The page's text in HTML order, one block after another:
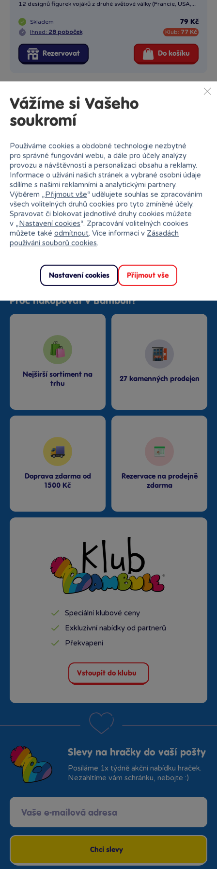
12 designů figurek vojáků z druhé světové války (Francie, USA,...
Skladem
Ihned: 28 poboček
79 Kč
Klub: 77 Kč
Rezervovat Do košíku
Popis kategorie
Sluban patří k předním světovým výrobcům stavebnic.
Velkou výhodou stavebnice Sluban je spojitelnost s dílky
LEGO, takže je můžete využít jako rozšíření pro jiné
stavebnice. Vybírat můžete z celé řady motivů. Oblíbené
jsou modely válečné techniky – vrtulníky, auta i lodě, takže
vaše domácí bitva může být ve vzduchu, na zemi i na vodě.
Kdo má rád mírové stavebnice, může sáhnout po vláčcích,
hasičích a jiných vozítkách.
Proč nakupovat v Bambuli?
Nejširší sortiment na
trhu
27 kamenných prodejen
Doprava zdarma od
1500 Kč
Rezervace na prodejně
zdarma
Speciální klubové ceny
Exkluzivní nabídky od partnerů
Překvapení
Vstoupit do klubu
Slevy na hračky do vaší pošty
Posíláme 1x týdně akční nabídku hraček.
Nezahltíme vám schránku, nebojte :)
Chci slevy
Vážíme si Vašeho
soukromí
Používáme cookies a obdobné technologie nezbytné
pro správné fungování webu, a dále pro účely analýzy
provozu a návštěvnosti a personalizaci obsahu a reklamy.
Informace o užívání našich stránek a vybrané osobní údaje
sdílíme s našimi reklamními a analytickými partnery.
Výběrem „Přijmout vše“ udělujete souhlas se zpracováním
všech volitelných druhů cookies pro tyto zmíněné účely.
Spravovat či blokovat jednotlivé druhy cookies můžete
v „Nastavení cookies“. Zpracování volitelných cookies
můžete také odmítnout. Více informací v Zásadách
používání souborů cookies.
Nastavení cookies Přijmout vše